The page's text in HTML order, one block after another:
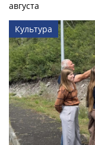
августа
Культура